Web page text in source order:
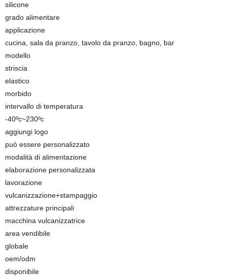
silicone
grado alimentare
applicazione
cucina, sala da pranzo, tavolo da pranzo, bagno, bar
modello
striscia
elastico
morbido
intervallo di temperatura
-40ºc~230ºc
aggiungi logo
può essere personalizzato
modalità di alimentazione
elaborazione personalizzata
lavorazione
vulcanizzazione+stampaggio
attrezzature principali
macchina vulcanizzatrice
area vendibile
globale
oem/odm
disponibile